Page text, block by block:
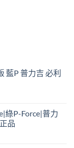
藍P 普力吉 必利
綠P-Force|普力
品